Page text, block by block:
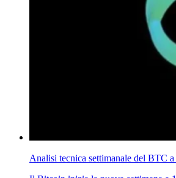
Analisi tecnica settimanale del BTC